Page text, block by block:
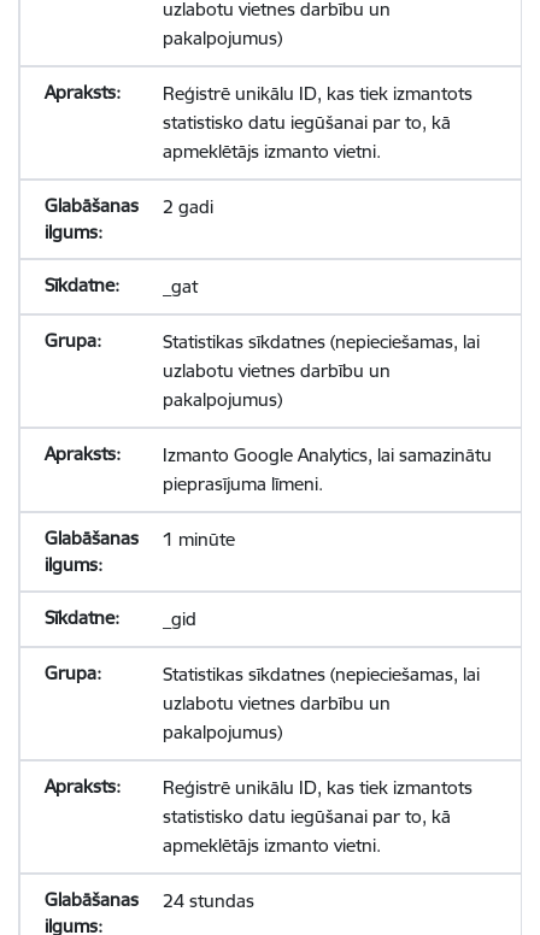
uzlabotu vietnes darbību un
pakalpojumus)
Reģistrē unikālu ID, kas tiek izmantots
statistisko datu iegūšanai par to, kā
apmeklētājs izmanto vietni.
2 gadi
_gat
Statistikas sīkdatnes (nepieciešamas, lai
uzlabotu vietnes darbību un
pakalpojumus)
Izmanto Google Analytics, lai samazinātu
pieprasījuma līmeni.
1 minūte
_gid
Statistikas sīkdatnes (nepieciešamas, lai
uzlabotu vietnes darbību un
pakalpojumus)
Reģistrē unikālu ID, kas tiek izmantots
statistisko datu iegūšanai par to, kā
apmeklētājs izmanto vietni.
24 stundas